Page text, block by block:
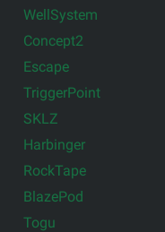
WellSystem
Concept2
Escape
TriggerPoint
SKLZ
Harbinger
RockTape
BlazePod
Togu